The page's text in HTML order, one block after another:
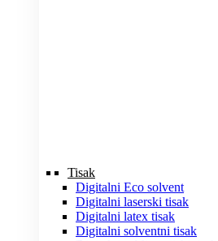
Tisak
Digitalni Eco solvent
Digitalni laserski tisak
Digitalni latex tisak
Digitalni solventni tisak